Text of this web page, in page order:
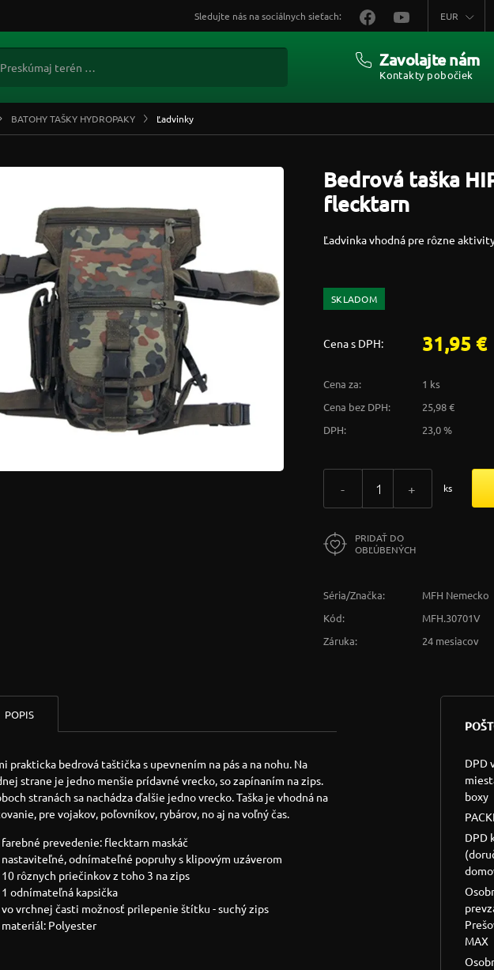
BATOHY TAŠKY HYDROPAKY Ľadvinky
Bedrová taška
flecktarn
Ľadvinka vhodná pre rôzne
SKLADOM
Cena s DPH: 31,95 €
Cena za:
1 ks
Cena bez DPH:
25,98 €
DPH:
23,0 %
- + ks
PRIDAŤ DO
OBĽÚBENÝCH
Séria/Značka:
MFH Nemecko
Kód:
MFH.30701V
Záruka:
24 mesiacov
POPIS
prakticka bedrová taštička s upevnením na pás a na nohu. Na
strane je jedno menšie prídavné vrecko, so zapínaním na zips.
stranách sa nachádza ďalšie jedno vrecko. Taška je vhodná na
pre vojakov, poľovníkov, rybárov, no aj na voľný čas.
farebné prevedenie: flecktarn maskáč
nastaviteľné, odnímateľné popruhy s klipovým uzáverom
10 rôznych priečinkov z toho 3 na zips
1 odnímateľná kapsička
vo vrchnej časti možnosť prilepenie štítku - suchý zips
materiál: Polyester
DPD
boxy
DPD
MAX
Sledujte nás na sociálnych sieťach: EUR
Zavolajte nám
Kontakty pobočiek